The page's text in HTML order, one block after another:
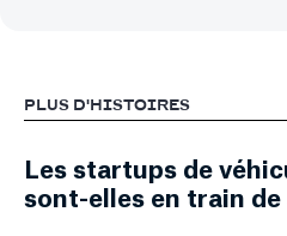
PLUS D'HISTOIRES
Les startups de
sont-elles en train